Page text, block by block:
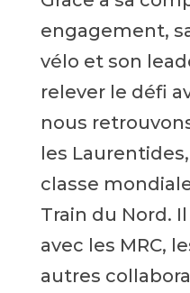
engagement,
vélo et son
relever le défi
nous
les
classe
Train du Nord.
avec les MRC,
autres